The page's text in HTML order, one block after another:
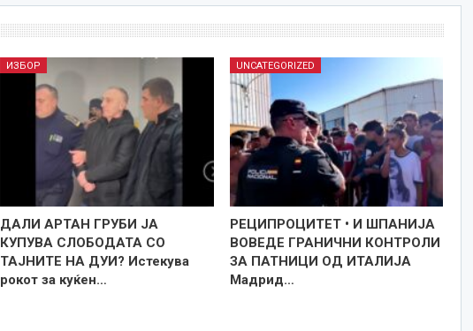
ИЗБОР
ДАЛИ АРТАН ГРУБИ ЈА
КУПУВА СЛОБОДАТА СО
ТАЈНИТЕ НА ДУИ? Истекува
рокот за куќен…
UNCATEGORIZED
РЕЦИПРОЦИТЕТ • И ШПАНИЈА
ВОВЕДЕ ГРАНИЧНИ КОНТРОЛИ
ЗА ПАТНИЦИ ОД ИТАЛИЈА
Мадрид…